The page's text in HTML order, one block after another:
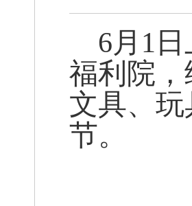
6月1
福利院
文具、
节。